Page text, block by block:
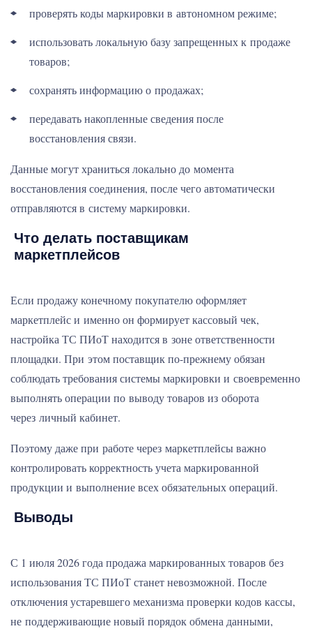
проверять коды маркировки в автономном режиме;
использовать локальную базу запрещенных к продаже
товаров;
сохранять информацию о продажах;
передавать накопленные сведения после
восстановления связи.
Данные могут храниться локально до момента
восстановления соединения, после чего автоматически
отправляются в систему маркировки.
Что делать поставщикам
маркетплейсов
Если продажу конечному покупателю оформляет
маркетплейс и именно он формирует кассовый чек,
настройка ТС ПИоТ находится в зоне ответственности
площадки. При этом поставщик по-прежнему обязан
соблюдать требования системы маркировки и своевременно
выполнять операции по выводу товаров из оборота
через личный кабинет.
Поэтому даже при работе через маркетплейсы важно
контролировать корректность учета маркированной
продукции и выполнение всех обязательных операций.
Выводы
С 1 июля 2026 года продажа маркированных товаров без
использования ТС ПИоТ станет невозможной. После
отключения устаревшего механизма проверки кодов кассы,
не поддерживающие новый порядок обмена данными,